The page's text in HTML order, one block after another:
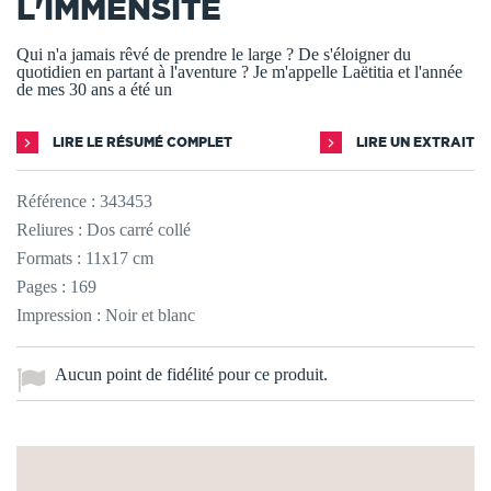
L'IMMENSITÉ
Qui n'a jamais rêvé de prendre le large ? De s'éloigner du
quotidien en partant à l'aventure ? Je m'appelle Laëtitia et l'année
de mes 30 ans a été un
LIRE LE RÉSUMÉ COMPLET LIRE UN EXTRAIT
Référence : 343453
Reliures : Dos carré collé
Formats : 11x17 cm
Pages : 169
Impression : Noir et blanc
Aucun point de fidélité pour ce produit.